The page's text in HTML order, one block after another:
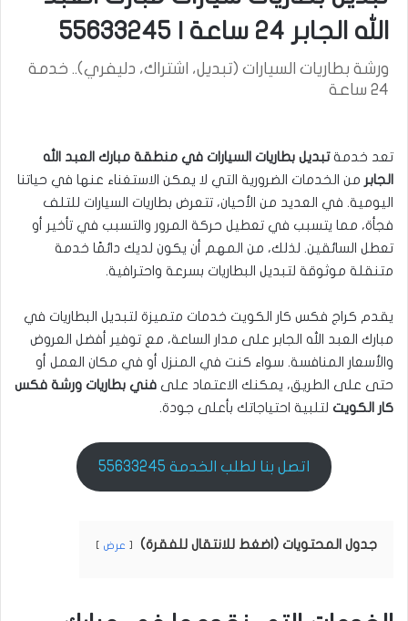
الله الجابر 24 ساعة | 55633245
ورشة بطاريات السيارات (تبديل، اشتراك، دليفري).. خدمة
24 ساعة
تعد خدمةتبديل بطاريات السيارات في منطقة مبارك العبد الله
الجابر من الخدمات الضرورية التي لا يمكن الاستغناء عنها في حياتنا
اليومية. في العديد من الأحيان، تتعرض بطاريات السيارات للتلف
فجأة، مما يتسبب في تعطيل حركة المرور والتسبب في تأخير أو
تعطل السائقين. لذلك، من المهم أن يكون لديك دائمًا خدمة
متنقلة موثوقة لتبديل البطاريات بسرعة واحترافية.
يقدم كراج فكس كار الكويت خدمات متميزة لتبديل البطاريات في
مبارك العبد الله الجابر على مدار الساعة، مع توفير أفضل العروض
والأسعار المنافسة. سواء كنت في المنزل أو في مكان العمل أو
حتى على الطريق، يمكنك الاعتماد على فني بطاريات ورشة فكس
كار الكويت لتلبية احتياجاتك بأعلى جودة.
اتصل بنا لطلب الخدمة 55633245
جدول المحتويات (اضغط للانتقال للفقرة) عرض